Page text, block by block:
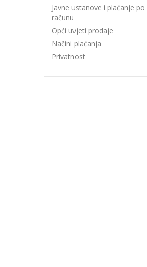
Javne ustanove i plaćanje po
računu
Opći uvjeti prodaje
Načini plaćanja
Privatnost